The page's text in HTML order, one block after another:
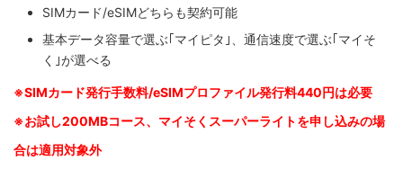
SIMカード/eSIMどちらも契約可能
基本データ容量で選ぶ｢マイピタ｣、通信速度で選ぶ｢マイそ
く｣が選べる
※SIMカード発行手数料/eSIMプロファイル発行料440円は必要
※お試し200MBコース、マイそくスーパーライトを申し込みの場
合は適用対象外